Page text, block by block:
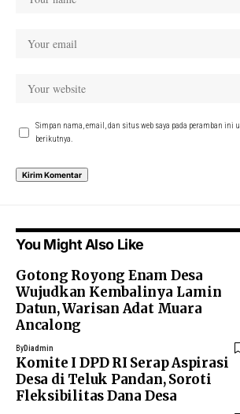
Simpan nama, email, dan situs web saya pada peramban ini
berikutnya.
You Might Also Like
Gotong Royong Enam Desa
Wujudkan Kembalinya Lamin
Datun, Warisan Adat Muara
Ancalong
ByDiadmin
Komite I DPD RI Serap Aspirasi
Desa di Teluk Pandan, Soroti
Fleksibilitas Dana Desa